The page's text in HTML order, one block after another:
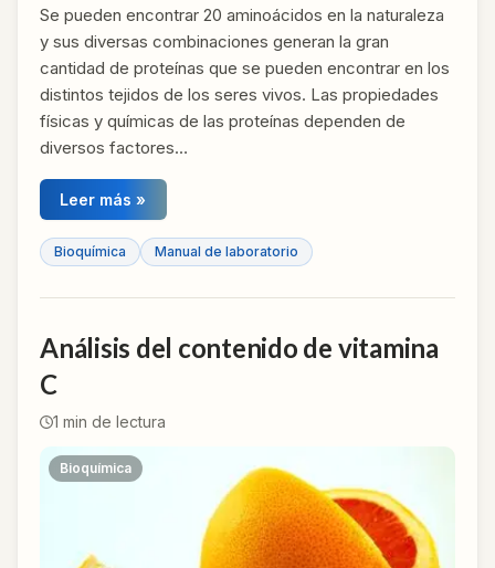
Se pueden encontrar 20 aminoácidos en la naturaleza
y sus diversas combinaciones generan la gran
cantidad de proteínas que se pueden encontrar en los
distintos tejidos de los seres vivos. Las propiedades
físicas y químicas de las proteínas dependen de
diversos factores…
Leer más »
Bioquímica Manual de laboratorio
Análisis del contenido de vitamina
C
1 min de lectura
Bioquímica